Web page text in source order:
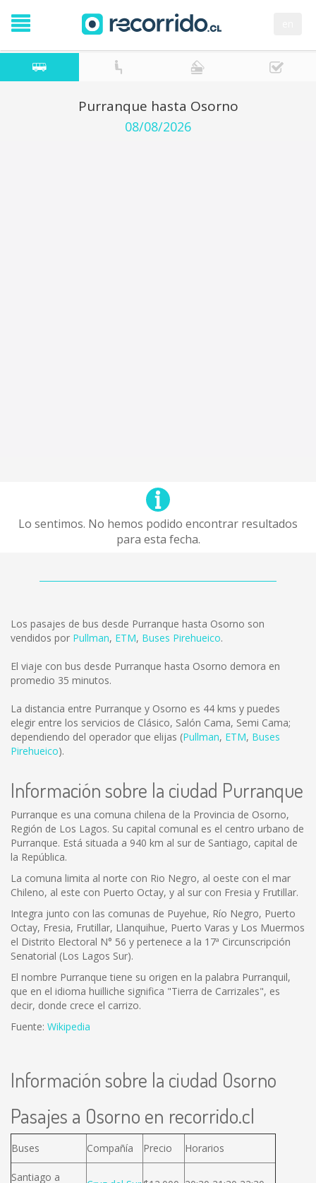
Purranque hasta Osorno
08/08/2026
Lo sentimos. No hemos podido encontrar resultados
para esta fecha.
Los pasajes de bus desde Purranque hasta Osorno son
vendidos por Pullman, ETM, Buses Pirehueico.
El viaje con bus desde Purranque hasta Osorno demora en
promedio 35 minutos.
La distancia entre Purranque y Osorno es 44 kms y puedes
elegir entre los servicios de Clásico, Salón Cama, Semi Cama;
dependiendo del operador que elijas (Pullman, ETM, Buses
Pirehueico).
Información sobre la ciudad Purranque
Purranque es una comuna chilena de la Provincia de Osorno,
Región de Los Lagos. Su capital comunal es el centro urbano de
Purranque. Está situada a 940 km al sur de Santiago, capital de
la República.
La comuna limita al norte con Rio Negro, al oeste con el mar
Chileno, al este con Puerto Octay, y al sur con Fresia y Frutillar.
Integra junto con las comunas de Puyehue, Río Negro, Puerto
Octay, Fresia, Frutillar, Llanquihue, Puerto Varas y Los Muermos
el Distrito Electoral N° 56 y pertenece a la 17ª Circunscripción
Senatorial (Los Lagos Sur).
El nombre Purranque tiene su origen en la palabra Purranquil,
que en el idioma huilliche significa "Tierra de Carrizales", es
decir, donde crece el carrizo.
Fuente: Wikipedia
Información sobre la ciudad Osorno
Pasajes a Osorno en recorrido.cl
Buses Compañía Precio Horarios
Santiago a